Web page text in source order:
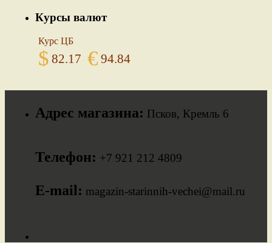
Курсы валют
Курс ЦБ
$ 82.17 € 94.84
Адрес магазина: Псков, Кремль 6
Телефон: +7 921 212 4809
E-mail: magazin-starinnih-vechei@mail.ru